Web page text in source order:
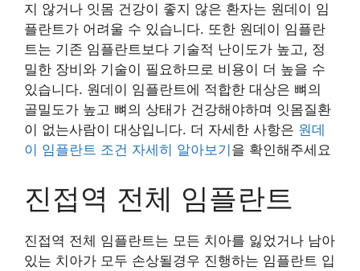
지 않거나 잇몸 건강이 좋지 않은 환자는 원데이 임
플란트가 어려울 수 있습니다. 또한 원데이 임플란
트는 기존 임플란트보다 기술적 난이도가 높고, 정
밀한 장비와 기술이 필요하므로 비용이 더 높을 수
있습니다. 원데이 임플란트에 적합한 대상은 뼈의
골밀도가 높고 뼈의 상태가 건강해야하며 잇몸질환
이 없는사람이 대상입니다. 더 자세한 사항은 원데
이 임플란트 조건 자세히 알아보기 을 확인해주세요
진접역 전체 임플란트
진접역 전체 임플란트는 모든 치아를 잃었거나 남아
있는 치아가 모두 손상될경우 진행하는 임플란트 입